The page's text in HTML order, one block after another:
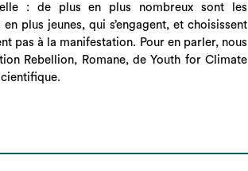
: de plus en plus nombreux sont les
plus jeunes, qui s’engagent, et choisissent
pas à la manifestation. Pour en parler, nous
Rebellion, Romane, de Youth for Climate